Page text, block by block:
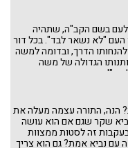
ללהטוטנים למיניהם.
את הדף הנוכחי
לעם בשם הקב"ה, שתהיה
"לא נשאר לבד". בכל דור
הדרך, ובדומה למשה
הגדולה של משה
ומי הוא שביקש נביא
יְדַבֵּר ה' אֱלֹהֵינוּ אֵלֶיךָ וְשָׁמַעְנוּ
בקשה זו כחד-פעמית,
באו הפסוקים בפרשתנו:
אָקִים לָהֶם מִקֶּרֶב אֲחֵיהֶם כָּמוֹךָ
הנה, התורה עצמה מעלה את
שקר שגם אם הוא עושה
זה לסטות ממצוות
עם נביא אמת? גם הוא צריך